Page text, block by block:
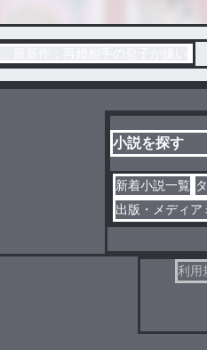
小説を探す
新着小説一覧
出版・メディア
利用